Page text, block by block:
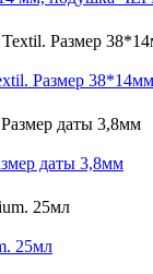
Размер 38*14мм
даты 3,8мм
25мл